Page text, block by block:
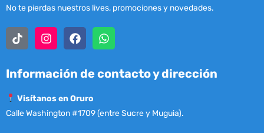
No te pierdas nuestros lives, promociones y novedades.
Información de contacto y dirección
Visítanos en Oruro
Calle Washington #1709 (entre Sucre y Muguia).